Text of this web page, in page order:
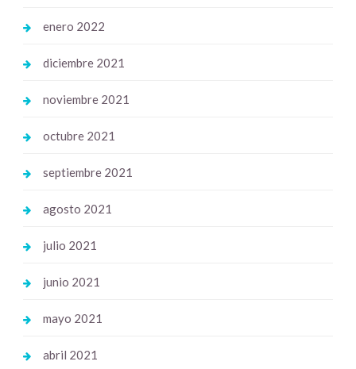
enero 2022
diciembre 2021
noviembre 2021
octubre 2021
septiembre 2021
agosto 2021
julio 2021
junio 2021
mayo 2021
abril 2021